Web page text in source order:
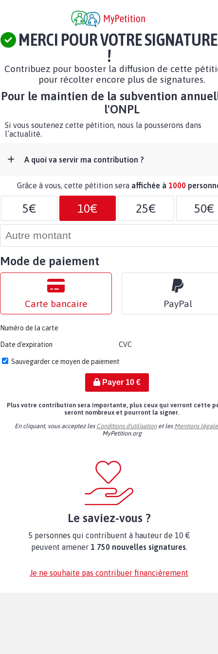
MERCI POUR VOTRE SIGNATURE
!
Contribuez pour booster la diffusion de cette
pour récolter encore plus de signatures.
Pour le maintien de la subvention
l'ONPL
Si vous soutenez cette pétition, nous la pousserons dans
l’actualité.
A quoi va servir ma contribution ?
Grâce à vous, cette pétition sera affichée à 1000
5€ 10€ 25€ 50€
Mode de paiement
Carte bancaire PayPal
Numéro de la carte
Date d'expiration CVC
Sauvegarder ce moyen de paiement
Payer 10€
Plus votre contribution sera importante, plus ceux qui verront cette
seront nombreux et pourront la signer.
En cliquant, vous acceptez les Conditions d'utilisationet les Mentions
MyPetition.org
Le saviez-vous ?
5 personnes qui contribuent à hauteur de 10 €
peuvent amener 1 750 nouvelles signatures.
Je ne souhaite pas contribuer financièrement